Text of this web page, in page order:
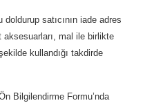
satıcının iade adres
aksesuarları, mal ile birlikte
kullandığı takdirde
Bilgilendirme Formu’nda